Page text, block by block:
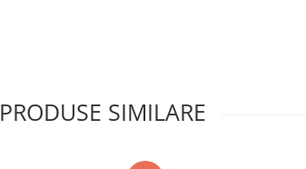
PRODUSE SIMILARE